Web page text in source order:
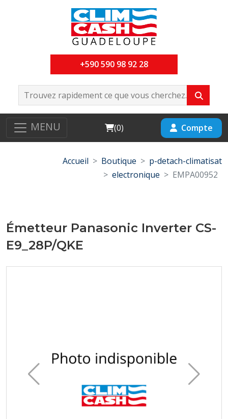
+590 590 98 92 28
MENU Cart
(0) Compte
Accueil Boutique
p-detach-climatisat
electronique
EMPA00952
Émetteur Panasonic Inverter CS-
E9_28P/QKE